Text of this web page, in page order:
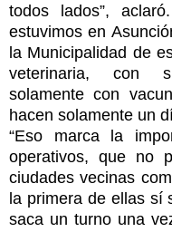
todos lados”,
estuvimos en
la Municipalidad de
veterinaria, con
solamente con
hacen solamente un
“Eso marca la
operativos, que no
ciudades vecinas
la primera de ellas sí
saca un turno una